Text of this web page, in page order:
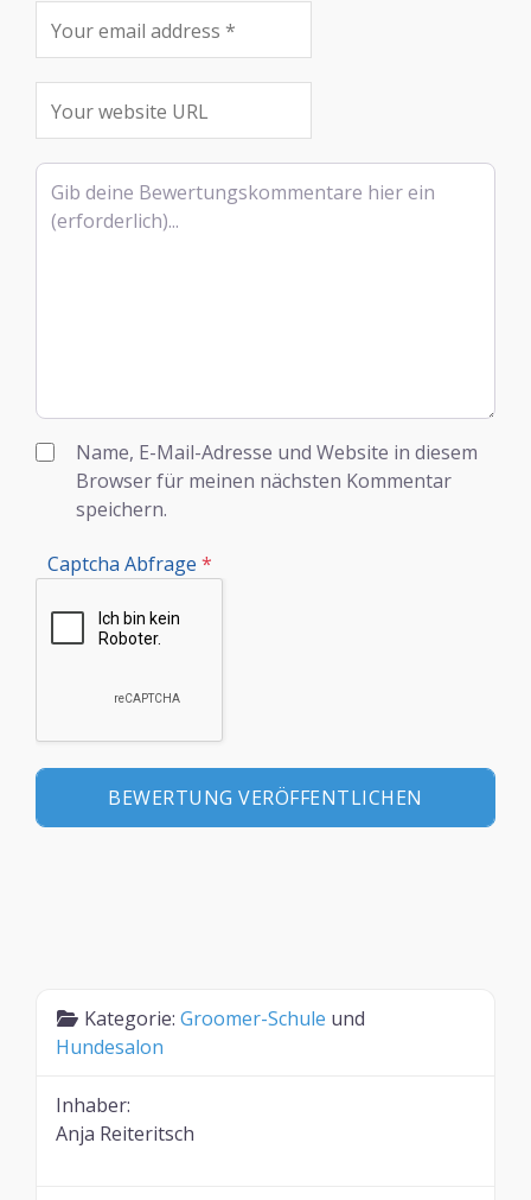
Rezensionstext
Name, E-Mail-Adresse und Website in diesem
Browser für meinen nächsten Kommentar
speichern.
Captcha Abfrage *
Kategorie: Groomer-Schule und
Hundesalon
Inhaber:
Anja Reiteritsch